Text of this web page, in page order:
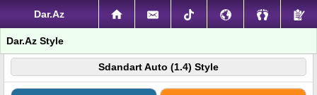
Dar.Az
Dar.Az Style
Sdandart Auto (1.4) Style